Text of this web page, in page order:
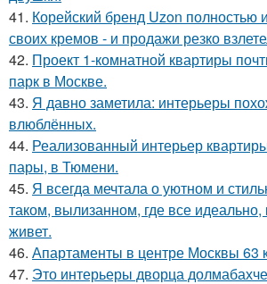
41. Корейский бренд Uzon полностью
своих кремов - и продажи резко
42. Проект 1-комнатной квартиры
парк в Москве.
43. Я давно заметила: интерьеры
влюблённых.
44. Реализованный интерьер
пары, в Тюмени.
45. Я всегда мечтала о уютном и
таком, вылизанном, где все идеально,
живет.
46. Апартаменты в центре Москвы 63
47. Это интерьеры дворца